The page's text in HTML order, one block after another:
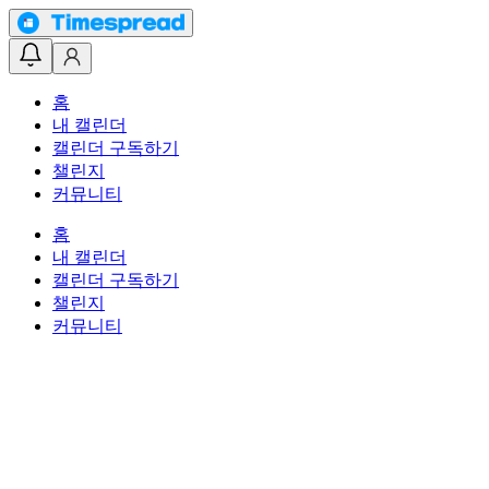
홈
내 캘린더
캘린더 구독하기
챌린지
커뮤니티
홈
내 캘린더
캘린더 구독하기
챌린지
커뮤니티